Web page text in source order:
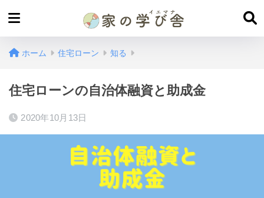
ホーム 住宅ローン 知る
住宅ローンの自治体融資と助成金
2020年10月13日